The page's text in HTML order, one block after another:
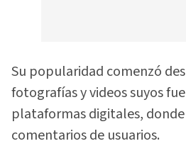
Su popularidad comenzó
fotografías y videos suyos
plataformas digitales,
comentarios de usuarios.